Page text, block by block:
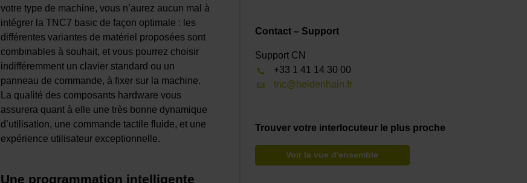
votre type de machine, vous n’aurez aucun mal à
intégrer la TNC7 basic de façon optimale : les
différentes variantes de matériel proposées sont
combinables à souhait, et vous pourrez choisir
indifféremment un clavier standard ou un
panneau de commande, à fixer sur la machine.
La qualité des composants hardware vous
assurera quant à elle une très bonne dynamique
d’utilisation, une commande tactile fluide, et une
expérience utilisateur exceptionnelle.
Une programmation intelligente
Contact – Support
Support CN
+33 1 41 14 30 00
tnc@heidenhain.fr
Trouver votre interlocuteur le plus proche
Voir la vue d'ensemble